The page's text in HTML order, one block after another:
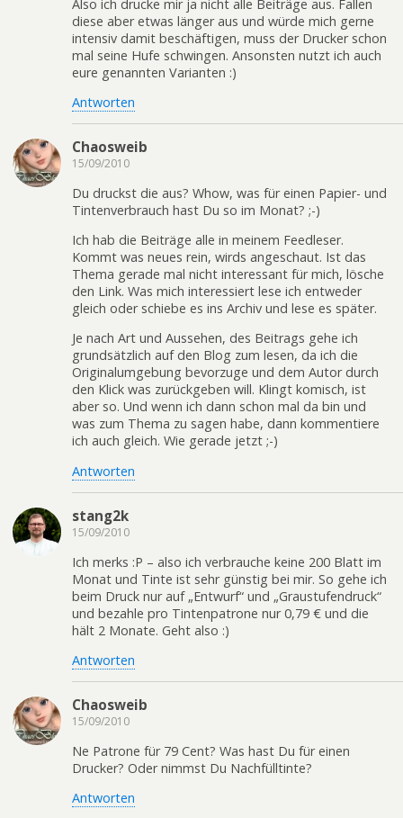
Also ich drucke mir ja nicht alle Beiträge aus. Fallen
diese aber etwas länger aus und würde mich gerne
intensiv damit beschäftigen, muss der Drucker schon
mal seine Hufe schwingen. Ansonsten nutzt ich auch
eure genannten Varianten :)
Antworten
Chaosweib
15/09/2010
Du druckst die aus? Whow, was für einen Papier- und
Tintenverbrauch hast Du so im Monat? ;-)
Ich hab die Beiträge alle in meinem Feedleser.
Kommt was neues rein, wirds angeschaut. Ist das
Thema gerade mal nicht interessant für mich, lösche
den Link. Was mich interessiert lese ich entweder
gleich oder schiebe es ins Archiv und lese es später.
Je nach Art und Aussehen, des Beitrags gehe ich
grundsätzlich auf den Blog zum lesen, da ich die
Originalumgebung bevorzuge und dem Autor durch
den Klick was zurückgeben will. Klingt komisch, ist
aber so. Und wenn ich dann schon mal da bin und
was zum Thema zu sagen habe, dann kommentiere
ich auch gleich. Wie gerade jetzt ;-)
Antworten
stang2k
15/09/2010
Ich merks :P – also ich verbrauche keine 200 Blatt im
Monat und Tinte ist sehr günstig bei mir. So gehe ich
beim Druck nur auf „Entwurf“ und „Graustufendruck“
und bezahle pro Tintenpatrone nur 0,79 € und die
hält 2 Monate. Geht also :)
Antworten
Chaosweib
15/09/2010
Ne Patrone für 79 Cent? Was hast Du für einen
Drucker? Oder nimmst Du Nachfülltinte?
Antworten